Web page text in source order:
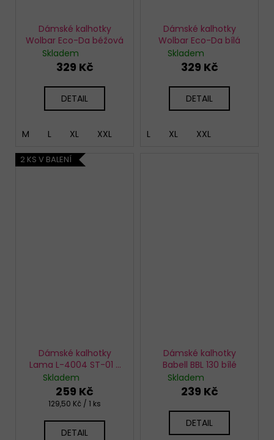
Dámské kalhotky
Wolbar Eco-Da béžová
Skladem
329 Kč
DETAIL
M L XL XXL
Dámské kalhotky
Wolbar Eco-Da bílá
Skladem
329 Kč
DETAIL
L XL XXL
2 KS V BALENÍ
Dámské kalhotky
Lama L-4004 ST-01 2
pack
Skladem
259 Kč
Měrná
129,50 Kč / 1 ks
DETAIL
Dámské kalhotky
Babell BBL 130 bílé
Skladem
239 Kč
DETAIL